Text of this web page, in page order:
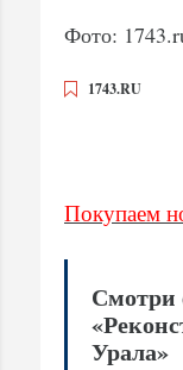
Фото:
1743.RU
Покупаем
Смотри
Урала»